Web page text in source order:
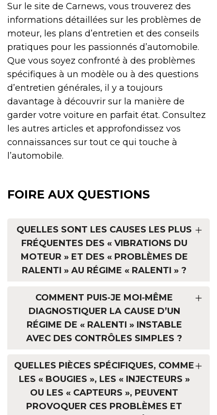
Sur le site de Carnews, vous trouverez des
informations détaillées sur les problèmes de
moteur, les plans d’entretien et des conseils
pratiques pour les passionnés d’automobile.
Que vous soyez confronté à des problèmes
spécifiques à un modèle ou à des questions
d’entretien générales, il y a toujours
davantage à découvrir sur la manière de
garder votre voiture en parfait état. Consultez
les autres articles et approfondissez vos
connaissances sur tout ce qui touche à
l’automobile.
FOIRE AUX QUESTIONS
QUELLES SONT LES CAUSES LES PLUS
FRÉQUENTES DES « VIBRATIONS DU
MOTEUR » ET DES « PROBLÈMES DE
RALENTI » AU RÉGIME « RALENTI » ?
COMMENT PUIS‑JE MOI‑MÊME
DIAGNOSTIQUER LA CAUSE D’UN
RÉGIME DE « RALENTI » INSTABLE
AVEC DES CONTRÔLES SIMPLES ?
QUELLES PIÈCES SPÉCIFIQUES, COMME
LES « BOUGIES », LES « INJECTEURS »
OU LES « CAPTEURS », PEUVENT
PROVOQUER CES PROBLÈMES ET